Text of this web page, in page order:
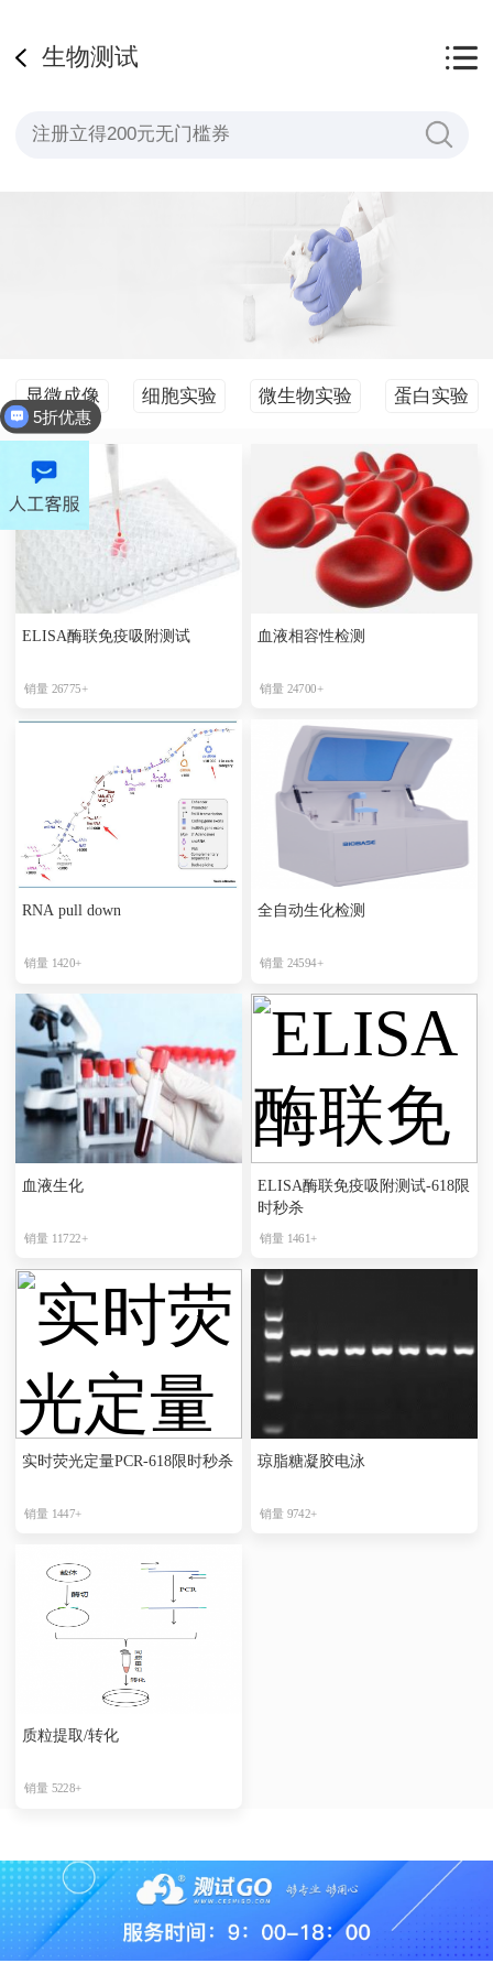
生物测试
显微成像 细胞实验 微生物实验 蛋白实验
ELISA酶联免疫吸附测试
销量 26775+
血液相容性检测
销量 24700+
RNA pull down
销量 1420+
全自动生化检测
销量 24594+
血液生化
销量 11722+
ELISA酶联免疫吸附测试-618限
时秒杀
销量 1461+
实时荧光定量PCR-618限时秒杀
销量 1447+
琼脂糖凝胶电泳
销量 9742+
质粒提取/转化
销量 5228+
5折优惠